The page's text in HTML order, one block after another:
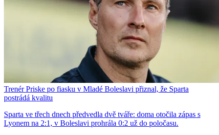
Trenér Priske po fiasku v Mladé Boleslavi přiznal, že Sparta
postrádá kvalitu
Sparta ve třech dnech předvedla dvě tváře: doma otočila zápas s
Lyonem na 2:1, v Boleslavi prohrála 0:2 už do poločasu.